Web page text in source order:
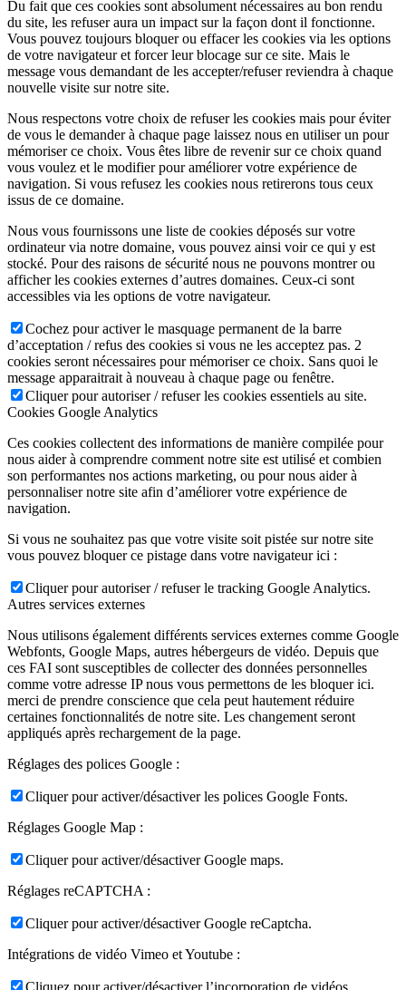
Du fait que ces cookies sont absolument nécessaires au bon rendu
du site, les refuser aura un impact sur la façon dont il fonctionne.
Vous pouvez toujours bloquer ou effacer les cookies via les options
de votre navigateur et forcer leur blocage sur ce site. Mais le
message vous demandant de les accepter/refuser reviendra à chaque
nouvelle visite sur notre site.
Nous respectons votre choix de refuser les cookies mais pour éviter
de vous le demander à chaque page laissez nous en utiliser un pour
mémoriser ce choix. Vous êtes libre de revenir sur ce choix quand
vous voulez et le modifier pour améliorer votre expérience de
navigation. Si vous refusez les cookies nous retirerons tous ceux
issus de ce domaine.
Nous vous fournissons une liste de cookies déposés sur votre
ordinateur via notre domaine, vous pouvez ainsi voir ce qui y est
stocké. Pour des raisons de sécurité nous ne pouvons montrer ou
afficher les cookies externes d’autres domaines. Ceux-ci sont
accessibles via les options de votre navigateur.
Cochez pour activer le masquage permanent de la barre
d’acceptation / refus des cookies si vous ne les acceptez pas. 2
cookies seront nécessaires pour mémoriser ce choix. Sans quoi le
message apparaitrait à nouveau à chaque page ou fenêtre.
Cliquer pour autoriser / refuser les cookies essentiels au site.
Cookies Google Analytics
Ces cookies collectent des informations de manière compilée pour
nous aider à comprendre comment notre site est utilisé et combien
son performantes nos actions marketing, ou pour nous aider à
personnaliser notre site afin d’améliorer votre expérience de
navigation.
Si vous ne souhaitez pas que votre visite soit pistée sur notre site
vous pouvez bloquer ce pistage dans votre navigateur ici :
Cliquer pour autoriser / refuser le tracking Google Analytics.
Autres services externes
Nous utilisons également différents services externes comme Google
Webfonts, Google Maps, autres hébergeurs de vidéo. Depuis que
ces FAI sont susceptibles de collecter des données personnelles
comme votre adresse IP nous vous permettons de les bloquer ici.
merci de prendre conscience que cela peut hautement réduire
certaines fonctionnalités de notre site. Les changement seront
appliqués après rechargement de la page.
Réglages des polices Google :
Cliquer pour activer/désactiver les polices Google Fonts.
Réglages Google Map :
Cliquer pour activer/désactiver Google maps.
Réglages reCAPTCHA :
Cliquer pour activer/désactiver Google reCaptcha.
Intégrations de vidéo Vimeo et Youtube :
Cliquez pour activer/désactiver l’incorporation de vidéos.